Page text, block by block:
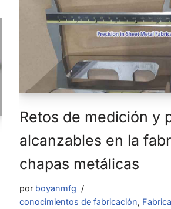
Retos de medición y
alcanzables en la
chapas metálicas
por boyanmfg
conocimientos de fabricación,